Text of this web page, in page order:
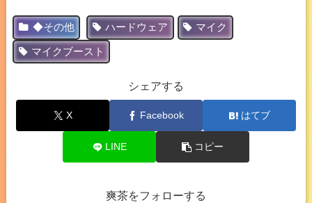
◆その他 ハードウェア マイク
マイクブースト
シェアする
X Facebook はてブ
LINE コピー
爽茶をフォローする